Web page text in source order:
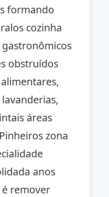
formando
cozinha
obstruídos
áreas
zona
anos
remover